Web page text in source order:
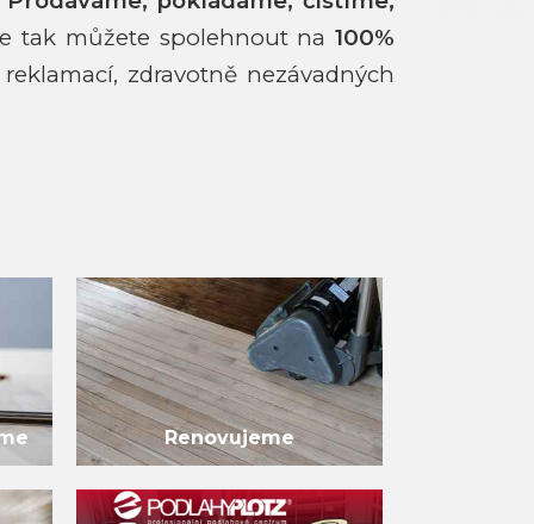
tak můžete spolehnout na100%
zdravotně nezávadných
Renovujeme